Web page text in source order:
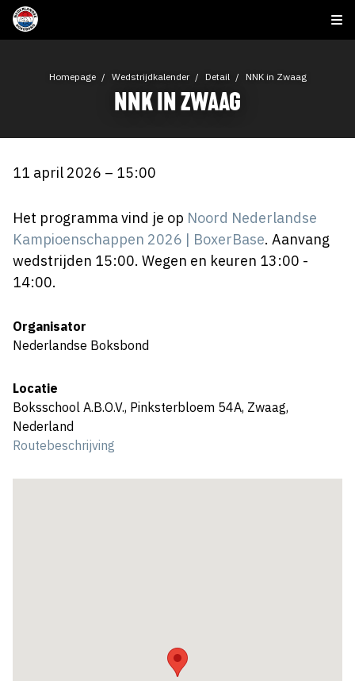
Homepage Wedstrijdkalender Detail NNK in Zwaag
NNK IN ZWAAG
11 april 2026 – 15:00
Het programma vind je op Noord Nederlandse
Kampioenschappen 2026 | BoxerBase. Aanvang
wedstrijden 15:00. Wegen en keuren 13:00 -
14:00.
Organisator
Nederlandse Boksbond
Locatie
Boksschool A.B.O.V., Pinksterbloem 54A, Zwaag,
Nederland
Routebeschrijving